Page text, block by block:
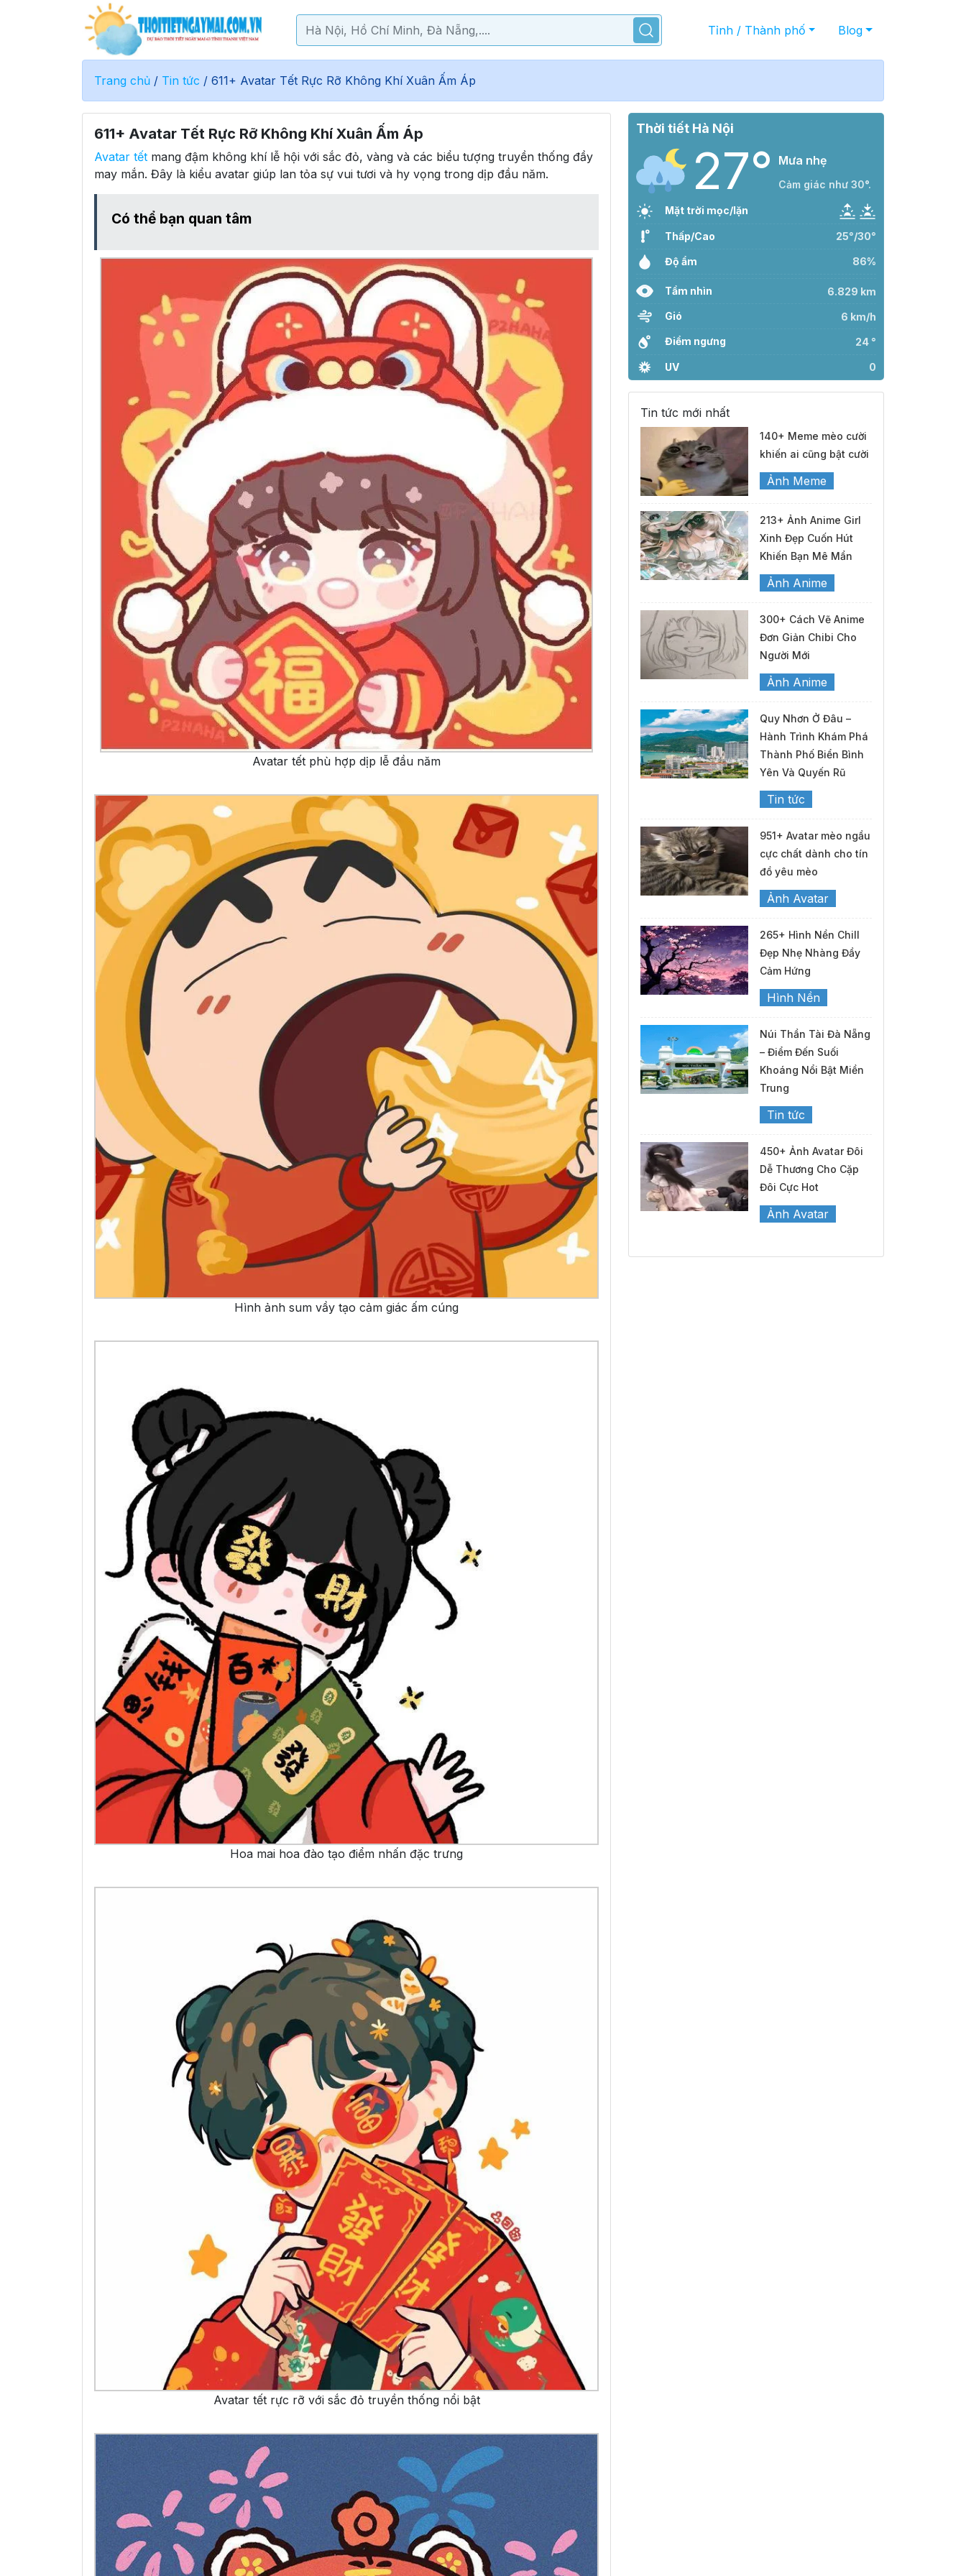
Tỉnh / Thành phố Blog
Trang chủ / Tin tức / 611+ Avatar Tết Rực Rỡ Không Khí Xuân Ấm Áp
611+ Avatar Tết Rực Rỡ Không Khí Xuân Ấm Áp
Avatar tết mang đậm không khí lễ hội với sắc đỏ, vàng và các biểu tượng truyền thống đầy
may mắn. Đây là kiểu avatar giúp lan tỏa sự vui tươi và hy vọng trong dịp đầu năm.
Có thể bạn quan tâm
Avatar tết phù hợp dịp lễ đầu năm
Hình ảnh sum vầy tạo cảm giác ấm cúng
Hoa mai hoa đào tạo điểm nhấn đặc trưng
Avatar tết rực rỡ với sắc đỏ truyền thống nổi bật
Thời tiết Hà Nội
27° Mưa nhẹ
Cảm giác như 30°.
Mặt trời mọc/lặn
Thấp/Cao 25°/30°
Độ ẩm 86%
Tầm nhìn 6.829 km
Gió 6 km/h
Điểm ngưng 24 °
UV 0
Tin tức mới nhất
140+ Meme mèo cười
khiến ai cũng bật cười
Ảnh Meme
213+ Ảnh Anime Girl
Xinh Đẹp Cuốn Hút
Khiến Bạn Mê Mẩn
Ảnh Anime
300+ Cách Vẽ Anime
Đơn Giản Chibi Cho
Người Mới
Ảnh Anime
Quy Nhơn Ở Đâu –
Hành Trình Khám Phá
Thành Phố Biển Bình
Yên Và Quyến Rũ
Tin tức
951+ Avatar mèo ngầu
cực chất dành cho tín
đồ yêu mèo
Ảnh Avatar
265+ Hình Nền Chill
Đẹp Nhẹ Nhàng Đầy
Cảm Hứng
Hình Nền
Núi Thần Tài Đà Nẵng
– Điểm Đến Suối
Khoáng Nổi Bật Miền
Trung
Tin tức
450+ Ảnh Avatar Đôi
Dễ Thương Cho Cặp
Đôi Cực Hot
Ảnh Avatar